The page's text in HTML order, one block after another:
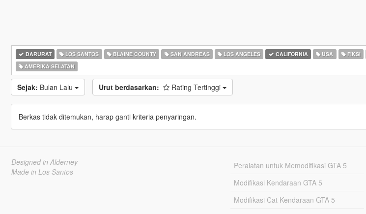
DARURAT LOS SANTOS BLAINE COUNTY SAN ANDREAS LOS ANGELES CALIFORNIA USA FIKSI
AMERIKA SELATAN
Sejak: Bulan Lalu Urut berdasarkan: Rating Tertinggi
Berkas tidak ditemukan, harap ganti kriteria penyaringan.
Designed in Alderney
Made in Los Santos
Peralatan untuk Memodifikasi GTA 5
Modifikasi Kendaraan GTA 5
Modifikasi Cat Kendaraan GTA 5